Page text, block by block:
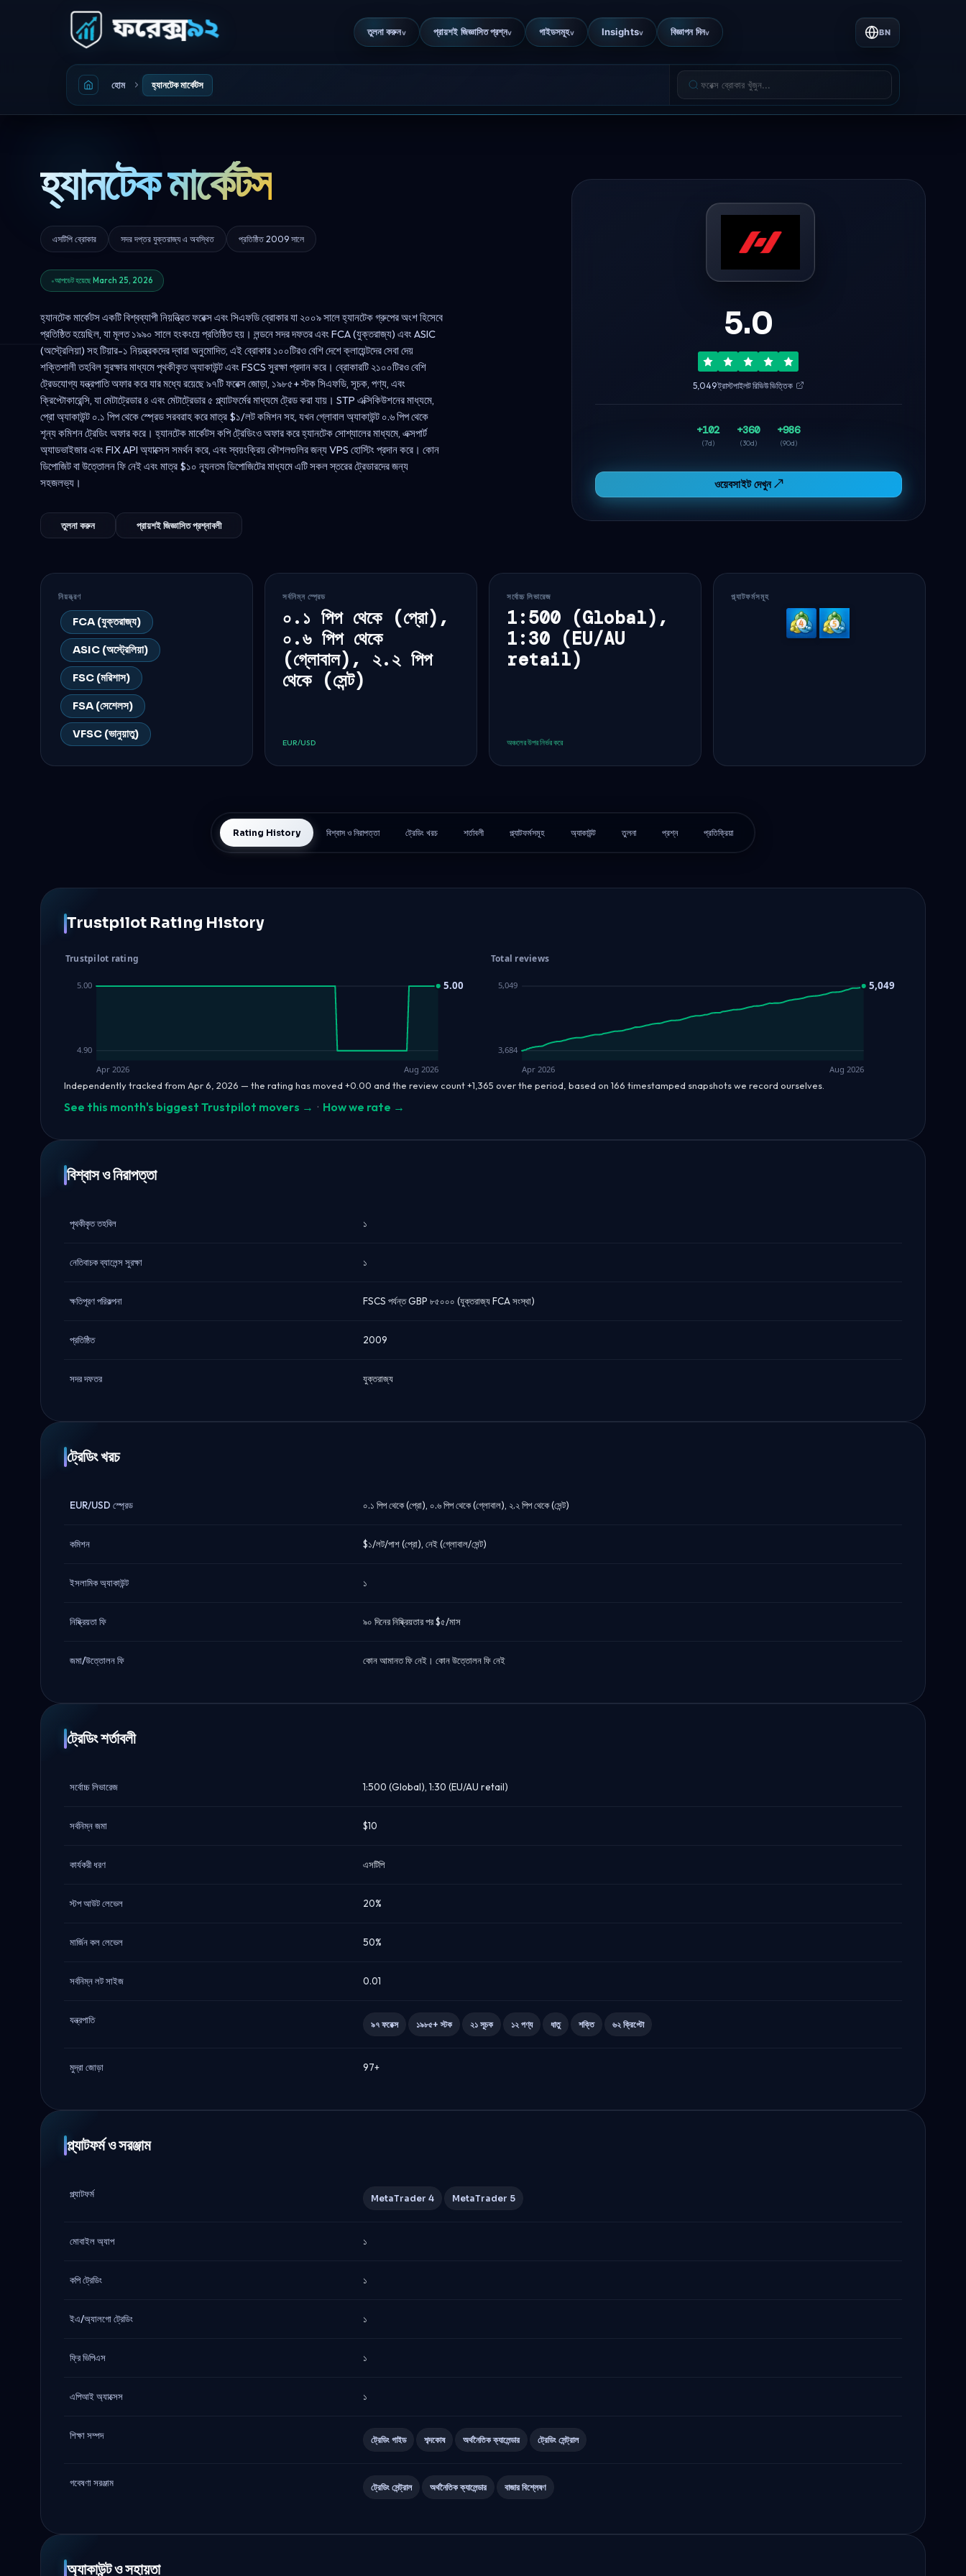
তুলনা করুনv প্রায়শই জিজ্ঞাসিত প্রশ্নv গাইডসমূহv Insightsv বিজ্ঞাপন দিনv BN
হোম হ্যানটেক মার্কেটস
হ্যানটেক মার্কেটস
এসটিপি ব্রোকার সদর দপ্তর যুক্তরাজ্য এ অবস্থিত প্রতিষ্ঠিত 2009 সালে
আপডেট হয়েছে March 25, 2026
হ্যানটেক মার্কেটস একটি বিশ্বব্যাপী নিয়ন্ত্রিত ফরেক্স এবং সিএফডি ব্রোকার যা ২০০৯ সালে হ্যানটেক গ্রুপের অংশ হিসেবে
প্রতিষ্ঠিত হয়েছিল, যা মূলত ১৯৯০ সালে হংকংয়ে প্রতিষ্ঠিত হয়। লন্ডনে সদর দফতর এবং FCA (যুক্তরাজ্য) এবং ASIC
(অস্ট্রেলিয়া) সহ টিয়ার-১ নিয়ন্ত্রকদের দ্বারা অনুমোদিত, এই ব্রোকার ১০০টিরও বেশি দেশে ক্লায়েন্টদের সেবা দেয়
শক্তিশালী তহবিল সুরক্ষার মাধ্যমে পৃথকীকৃত অ্যাকাউন্ট এবং FSCS সুরক্ষা প্রদান করে। ব্রোকারটি ২১০০টিরও বেশি
ট্রেডযোগ্য যন্ত্রপাতি অফার করে যার মধ্যে রয়েছে ৯৭টি ফরেক্স জোড়া, ১৯৮৫+ স্টক সিএফডি, সূচক, পণ্য, এবং
ক্রিপ্টোকারেন্সি, যা মেটাট্রেডার ৪ এবং মেটাট্রেডার ৫ প্ল্যাটফর্মের মাধ্যমে ট্রেড করা যায়। STP এক্সিকিউশনের মাধ্যমে,
প্রো অ্যাকাউন্ট ০.১ পিপ থেকে স্প্রেড সরবরাহ করে মাত্র $১/লট কমিশন সহ, যখন গ্লোবাল অ্যাকাউন্ট ০.৬ পিপ থেকে
শূন্য কমিশন ট্রেডিং অফার করে। হ্যানটেক মার্কেটস কপি ট্রেডিংও অফার করে হ্যানটেক সোশ্যালের মাধ্যমে, এক্সপার্ট
অ্যাডভাইজার এবং FIX API অ্যাক্সেস সমর্থন করে, এবং স্বয়ংক্রিয় কৌশলগুলির জন্য VPS হোস্টিং প্রদান করে। কোন
ডিপোজিট বা উত্তোলন ফি নেই এবং মাত্র $১০ ন্যূনতম ডিপোজিটের মাধ্যমে এটি সকল স্তরের ট্রেডারদের জন্য
সহজলভ্য।
তুলনা করুন প্রায়শই জিজ্ঞাসিত প্রশ্নাবলী
5.0
5,049 ট্রাস্টপাইলট রিভিউ ভিত্তিক
+102
(7d)
+360
(30d)
+986
(90d)
ওয়েবসাইট দেখুন ↗
নিয়ন্ত্রণ
FCA (যুক্তরাজ্য)
ASIC (অস্ট্রেলিয়া)
FSC (মরিশাস)
FSA (সেশেলস)
VFSC (ভানুয়াতু)
সর্বনিম্ন স্প্রেড
০.১ পিপ থেকে (প্রো),
০.৬ পিপ থেকে
(গ্লোবাল), ২.২ পিপ
থেকে (সেন্ট)
EUR/USD
সর্বোচ্চ লিভারেজ
1:500 (Global),
1:30 (EU/AU
retail)
অঞ্চলের উপর নির্ভর করে
প্ল্যাটফর্মসমূহ
MetaTrader
4
Rating History বিশ্বাস ও নিরাপত্তা ট্রেডিং খরচ শর্তাবলী প্ল্যাটফর্মসমূহ অ্যাকাউন্ট তুলনা প্রশ্ন প্রতিক্রিয়া
Trustpilot Rating History
Trustpilot rating
5.00
4.90
5.00
Apr 2026 Aug 2026
Total reviews
5,049
3,684
5,049
Apr 2026 Aug 2026
Independently tracked from Apr 6, 2026 — the rating has moved +0.00 and the review count +1,365 over the period, based on 166 timestamped snapshots we record ourselves.
See this month's biggest Trustpilot movers → · How we rate →
বিশ্বাস ও নিরাপত্তা
পৃথকীকৃত তহবিল ১
নেতিবাচক ব্যালেন্স সুরক্ষা ১
ক্ষতিপূরণ পরিকল্পনা FSCS পর্যন্ত GBP ৮৫০০০ (যুক্তরাজ্য FCA সংস্থা)
প্রতিষ্ঠিত 2009
সদর দফতর যুক্তরাজ্য
ট্রেডিং খরচ
EUR/USD স্প্রেড ০.১ পিপ থেকে (প্রো), ০.৬ পিপ থেকে (গ্লোবাল), ২.২ পিপ থেকে (সেন্ট)
কমিশন $১/লট/পাশ (প্রো), নেই (গ্লোবাল/সেন্ট)
ইসলামিক অ্যাকাউন্ট ১
নিষ্ক্রিয়তা ফি ৯০ দিনের নিষ্ক্রিয়তার পর $৫/মাস
জমা/উত্তোলন ফি কোন আমানত ফি নেই। কোন উত্তোলন ফি নেই
ট্রেডিং শর্তাবলী
সর্বোচ্চ লিভারেজ 1:500 (Global), 1:30 (EU/AU retail)
সর্বনিম্ন জমা $10
কার্যকরী ধরণ এসটিপি
স্টপ আউট লেভেল 20%
মার্জিন কল লেভেল 50%
সর্বনিম্ন লট সাইজ 0.01
যন্ত্রপাতি ৯৭ ফরেক্স ১৯৮৫+ স্টক ২১ সূচক ১২ পণ্য ধাতু শক্তি ৬২ ক্রিপ্টো
মুদ্রা জোড়া 97+
প্ল্যাটফর্ম ও সরঞ্জাম
প্ল্যাটফর্ম MetaTrader 4 MetaTrader 5
মোবাইল অ্যাপ ১
কপি ট্রেডিং ১
ইএ/অ্যালগো ট্রেডিং ১
ফ্রি ভিপিএস ১
এপিআই অ্যাক্সেস ১
শিক্ষা সম্পদ ট্রেডিং গাইড শব্দকোষ অর্থনৈতিক ক্যালেন্ডার ট্রেডিং সেন্ট্রাল
গবেষণা সরঞ্জাম ট্রেডিং সেন্ট্রাল অর্থনৈতিক ক্যালেন্ডার বাজার বিশ্লেষণ
অ্যাকাউন্ট ও সহায়তা